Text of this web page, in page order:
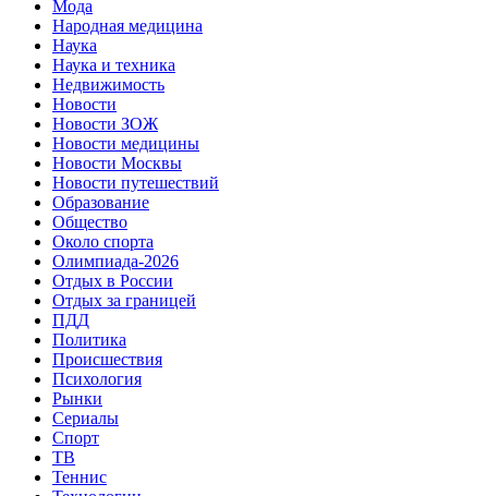
Мода
Народная медицина
Наука
Наука и техника
Недвижимость
Новости
Новости ЗОЖ
Новости медицины
Новости Москвы
Новости путешествий
Образование
Общество
Около спорта
Олимпиада-2026
Отдых в России
Отдых за границей
ПДД
Политика
Происшествия
Психология
Рынки
Сериалы
Спорт
ТВ
Теннис